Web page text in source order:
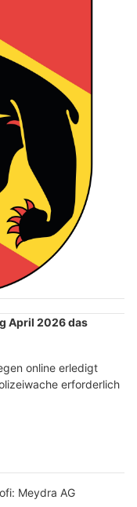
April 2026 das
online erledigt
erforderlich